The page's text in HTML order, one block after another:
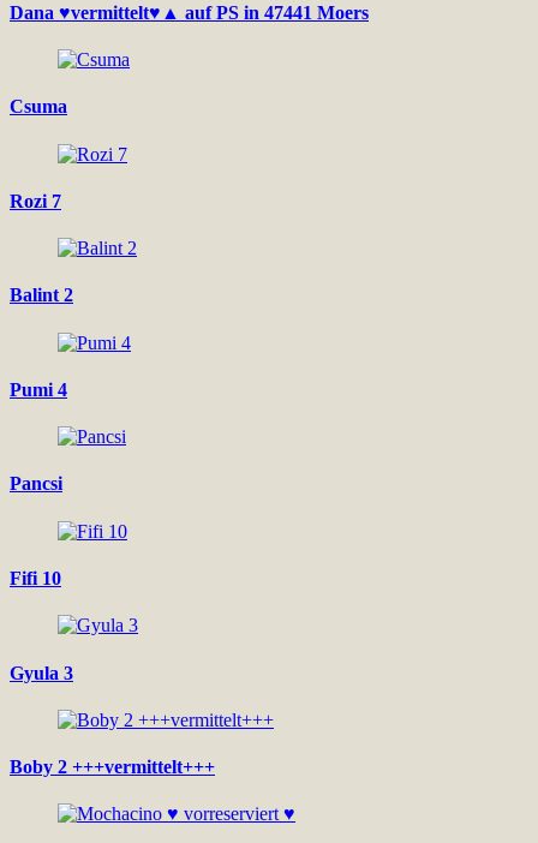
Dana ♥vermittelt♥▲ auf PS in 47441 Moers
Csuma
Rozi 7
Balint 2
Pumi 4
Pancsi
Fifi 10
Gyula 3
Boby 2 +++vermittelt+++